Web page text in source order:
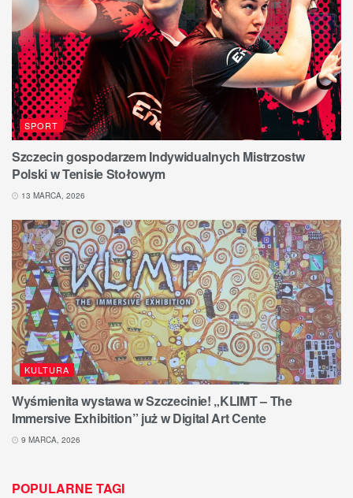
SPORT
Szczecin gospodarzem Indywidualnych Mistrzostw
Polski w Tenisie Stołowym
13 MARCA, 2026
KULTURA
Wyśmienita wystawa w Szczecinie! „KLIMT – The
Immersive Exhibition” już w Digital Art Cente
9 MARCA, 2026
POPULARNE TAGI